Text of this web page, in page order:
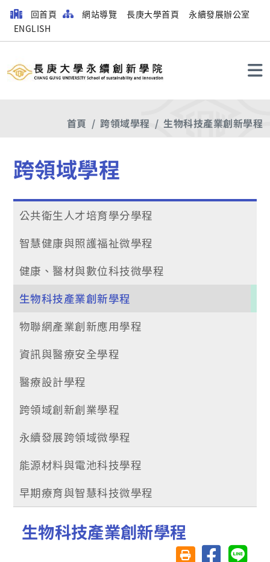
回首頁 網站導覽 長庚大學首頁
永續發展辦公室
ENGLISH
首頁 跨領域學程 生物科技產業創新學程
跨領域學程
公共衛生人才培育學分學程
智慧健康與照護福祉微學程
健康、醫材與數位科技微學程
生物科技產業創新學程
物聯網產業創新應用學程
資訊與醫療安全學程
醫療設計學程
跨領域創新創業學程
永續發展跨領域微學程
能源材料與電池科技學程
早期療育與智慧科技微學程
生物科技產業創新學程
友善列印(另開視窗)
分享至臉書分享